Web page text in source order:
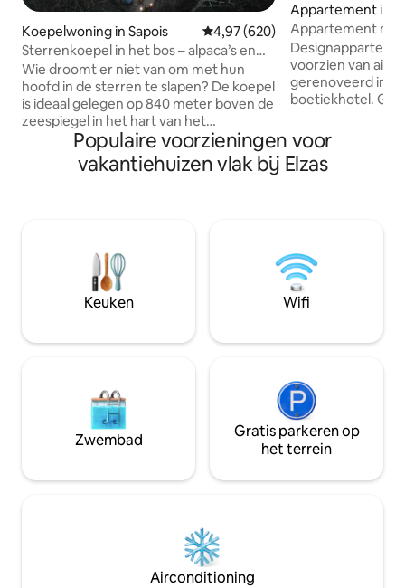
Koepelwoning in Sapois Gemiddelde beoordeling van
4,97 (620)
Sterrenkoepel in het bos – alpaca’s en
natuur in Gérardmer
Wie droomt er niet van om met hun
hoofd in de sterren te slapen? De koepel
is ideaal gelegen op 840 meter boven de
zeespiegel in het hart van het
Vogezenbos, geïsoleerd van elke
buurman, voor optimale rust. Gelegen
op een houten terras, onderaan onze
gelegen in je bed, bewonder je het
fascinerende spektakel van de
glinsterende sterren en tril je naar de
geluiden van de natuur.
Appartement in
Appartement
terras en
voorzien van
gerenoveerd in
boetiekhotel. Gepolijst beton, houten
slaapkamers met
badkamer met
eigen schaduwrijk
20 minuten van
op 15 minuten
de Wijnroute,
zakenreizigers.
Populaire voorzieningen voor
vakantiehuizen vlak bij Elzas
Keuken Wifi
Zwembad
Gratis parkeren op
het terrein
Airconditioning